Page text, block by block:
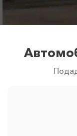
автомобилей в